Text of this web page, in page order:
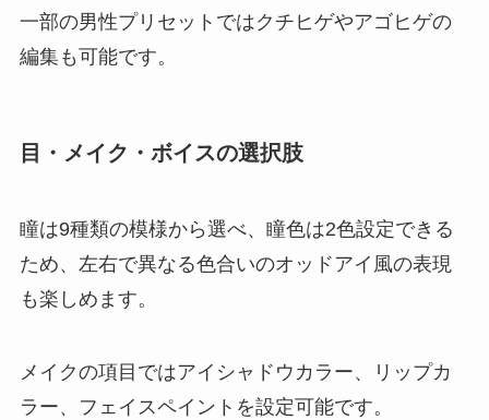
一部の男性プリセットではクチヒゲやアゴヒゲの
編集も可能です。
目・メイク・ボイスの選択肢
瞳は9種類の模様から選べ、瞳色は2色設定できる
ため、左右で異なる色合いのオッドアイ風の表現
も楽しめます。
メイクの項目ではアイシャドウカラー、リップカ
ラー、フェイスペイントを設定可能です。